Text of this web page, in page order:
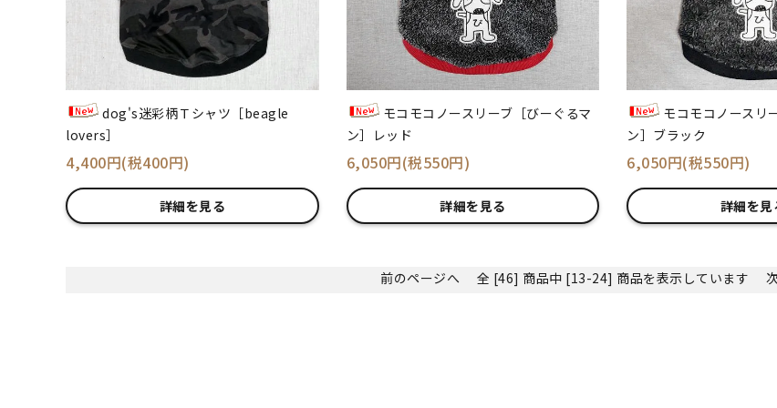
dog's迷彩柄Ｔシャツ［beagle
lovers］
4,400円(税400円)
詳細を見る
モコモコノースリーブ［びーぐるマ
ン］レッド
6,050円(税550円)
詳細を見る
モコモコノースリ
ン］ブラック
6,050円(税550円)
詳細を見
前のページへ 全 [46] 商品中 [13-24] 商品を表示しています